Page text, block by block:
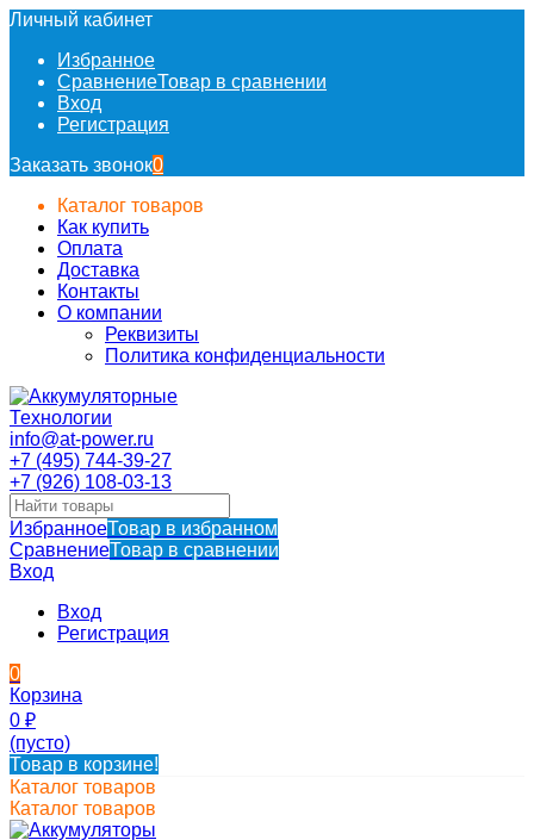
Личный кабинет
Избранное
СравнениеТовар в сравнении
Вход
Регистрация
Заказать звонок0
Каталог товаров
Как купить
Оплата
Доставка
Контакты
О компании
Реквизиты
Политика конфиденциальности
info@at-power.ru
+7 (495) 744-39-27
+7 (926) 108-03-13
ИзбранноеТовар в избранном
СравнениеТовар в сравнении
Вход
Вход
Регистрация
0
Корзина
0 ₽
(пусто)
Товар в корзине!
Каталог товаров
Каталог товаров